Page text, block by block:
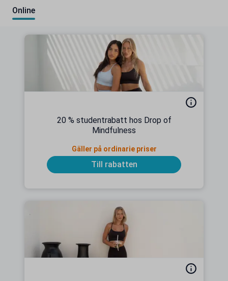
Online
20 % studentrabatt hos Drop of
Mindfulness
Gäller på ordinarie priser
Till rabatten